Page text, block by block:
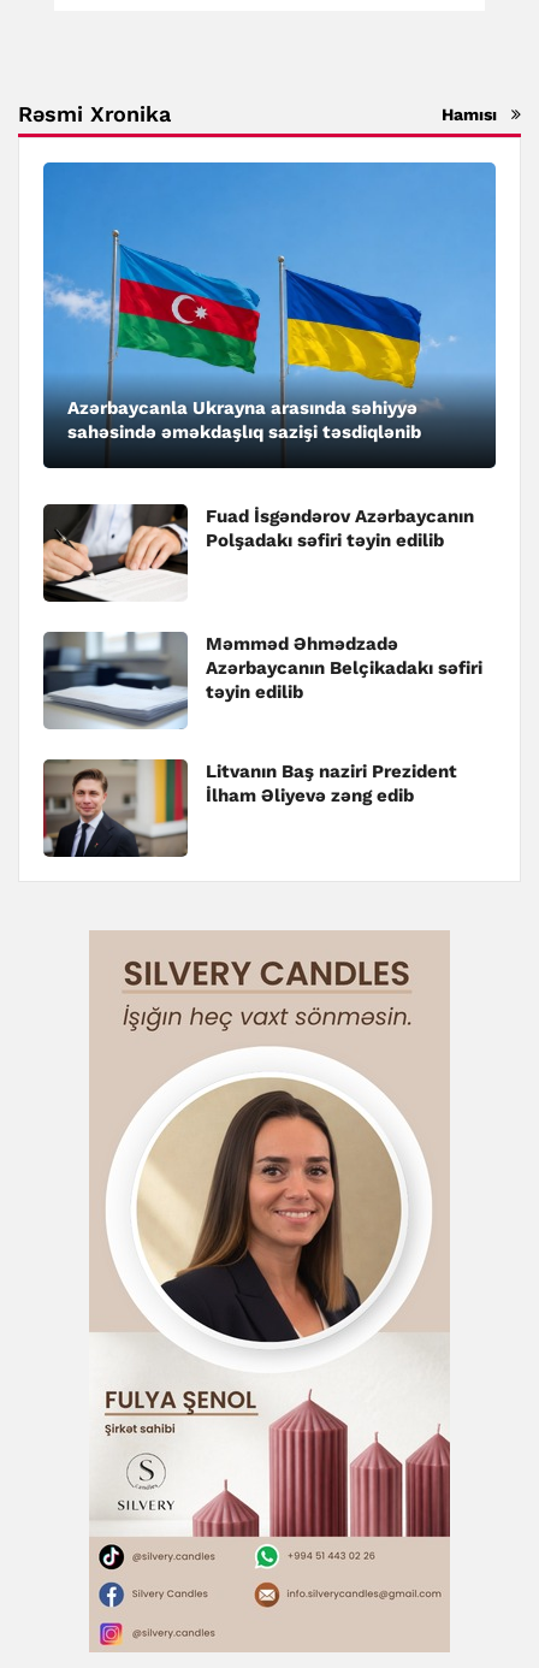
Rəsmi Xronika Hamısı
Azərbaycanla Ukrayna arasında səhiyyə
sahəsində əməkdaşlıq sazişi təsdiqlənib
Fuad İsgəndərov Azərbaycanın
Polşadakı səfiri təyin edilib
Məmməd Əhmədzadə
Azərbaycanın Belçikadakı səfiri
təyin edilib
Litvanın Baş naziri Prezident
İlham Əliyevə zəng edib